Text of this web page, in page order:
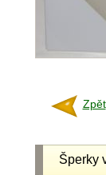
Zpět
Šperky